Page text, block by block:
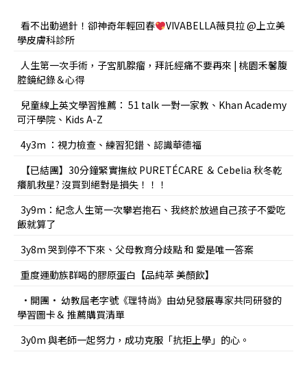
看不出動過針！卻神奇年輕回春
VIVABELLA薇貝拉 @上立美
學皮膚科診所
人生第一次手術，子宮肌腺瘤，拜託經痛不要再來 | 桃園禾馨腹
腔鏡紀錄＆心得
兒童線上英文學習推薦： 51 talk 一對一家教、Khan Academy
可汗學院、Kids A-Z
4y3m ：視力檢查、練習犯錯、認識華德福
【已結團】30分鐘緊實撫紋 PURETÉCARE ＆ Cebelia 秋冬乾
癢肌救星? 沒買到絕對是損失！！！
3y9m：紀念人生第一次攀岩抱石、我終於放過自己孩子不愛吃
飯就算了
3y8m 哭到停不下來、父母教育分歧點 和 愛是唯一答案
重度運動族群喝的膠原蛋白【品純萃 美顏飲】
•開團• 幼教屆老字號《理特尚》由幼兒發展專家共同研發的
學習圖卡＆ 推薦購買清單
3y0m 與老師一起努力，成功克服「抗拒上學」的心。